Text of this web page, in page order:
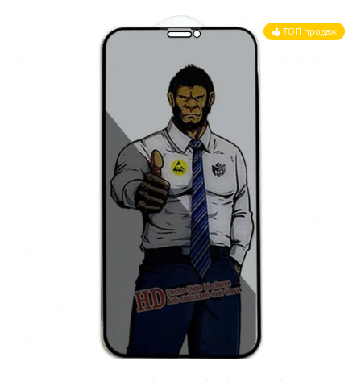
ТОП продаж